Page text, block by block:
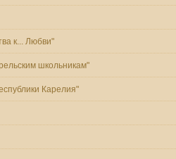
к... Любви"
школьникам"
Карелия"